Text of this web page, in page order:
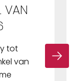
VAN
tot
van